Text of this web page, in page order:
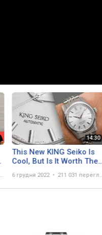
This New KING Seiko Is
Cool, But Is It Worth The
SPB279 Review
6 грудня 2022 211 031 перегляд